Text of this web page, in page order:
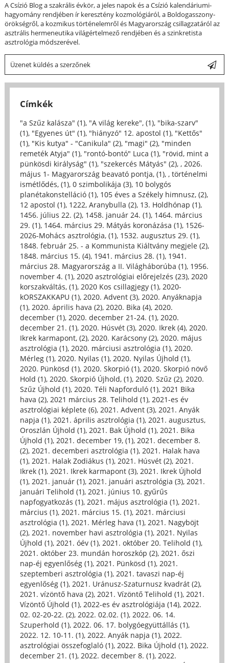
A Csízió Blog a szakrális évkör, a jeles napok és a Csízió kalendáriumi-
hagyomány rendjében ír keresztény kozmológiáról, a Boldogasszony-
örökségről, a kozmikus történelemről és Magyarország csillagzatáról az
asztrális hermeneutika világértelmező rendjében és a szinkretista
asztrológia módszerével.
Üzenet küldés a szerzőnek
Címkék
"a Szűz kalásza" (1), "A világ kereke", (1), "bika-szarv"
(1), "Egyenes út" (1), "hiányzó" 12. apostol (1), "Kettős"
(1), "Kis kutya" - "Canikula" (2), "magi" (2), "minden
remeték Atyja" (1), "rontó-bontó" Luca (1), "rövid, mint a
pünkösdi királyság" (1), "szekercés Mátyás" (2), , 2026.
május 1- Magyarország beavató pontja, (1), , történelmi
ismétlődés, (1), 0 szimbolikája (3), 10 bolygós
planétakonstelláció (1), 105 éves a Székely himnusz, (2),
12 apostol (1), 1222, Aranybulla (2), 13. Holdhónap (1),
1456. július 22. (2), 1458. január 24. (1), 1464. március
29. (1), 1464. március 29. Mátyás koronázása (1), 1526-
2026-Mohács asztrológia, (1), 1532. augusztus 29. (1),
1848. február 25. - a Kommunista Kiáltvány megjele (2),
1848. március 15. (4), 1941. március 28. (1), 1941.
március 28. Magyarország a II. Világháborúba (1), 1956.
november 4. (1), 2020 asztrológiai előrejelzés (23), 2020
korszakváltás, (1), 2020 Kos csillagjegy (1), 2020-
kORSZAKKAPU (1), 2020. Advent (3), 2020. Anyáknapja
(1), 2020. április hava (2), 2020. Bika (4), 2020.
december (1), 2020. december 21-24. (1), 2020.
december 21. (1), 2020. Húsvét (3), 2020. Ikrek (4), 2020.
Ikrek karmapont, (2), 2020. Karácsony (2), 2020. május
asztrológia (1), 2020. márciusi asztrológia (1), 2020.
Mérleg (1), 2020. Nyilas (1), 2020. Nyilas Újhold (1),
2020. Pünkösd (1), 2020. Skorpió (1), 2020. Skorpió növő
Hold (1), 2020. Skorpió Újhold, (1), 2020. Szűz (2), 2020.
Szűz Újhold (1), 2020. Téli Napforduló (1), 2021 Bika
hava (2), 2021 március 28. Telihold (1), 2021-es év
asztrológiai képlete (6), 2021. Advent (3), 2021. Anyák
napja (1), 2021. április asztrológia (1), 2021. augusztus,
Oroszlán Újhold (1), 2021. Bak Újhold (1), 2021. Bika
Újhold (1), 2021. december 19, (1), 2021. december 8.
(2), 2021. decemberi asztrológia (1), 2021. Halak hava
(1), 2021. Halak Zodiákus (1), 2021. Húsvét (2), 2021.
Ikrek (1), 2021. Ikrek karmapont (3), 2021. Ikrek Újhold
(1), 2021. január (1), 2021. januári asztrológia (3), 2021.
januári Telihold (1), 2021. június 10. gyűrűs
napfogyatkozás (1), 2021. május asztrológia (1), 2021.
március (1), 2021. március 15. (1), 2021. márciusi
asztrológia (1), 2021. Mérleg hava (1), 2021. Nagyböjt
(2), 2021. november havi asztrológia (1), 2021. Nyilas
Újhold (1), 2021. óév (1), 2021. október 20. Telihold (1),
2021. október 23. mundán horoszkóp (2), 2021. őszi
nap-éj egyenlőség (1), 2021. Pünkösd (1), 2021.
szeptemberi asztrológia (1), 2021. tavaszi nap-éj
egyenlőség (1), 2021. Uránusz-Szaturnusz kvadrát (2),
2021. vízöntő hava (2), 2021. Vízöntő Telihold (1), 2021.
Vízöntő Újhold (1), 2022-es év asztrológiája (14), 2022.
02. 02-20-22. (2), 2022. 02.02. (1), 2022. 06. 14.
Szuperhold (1), 2022. 06. 17. bolygóegyüttállás (1),
2022. 12. 10-11. (1), 2022. Anyák napja (1), 2022.
asztrológiai összefoglaló (1), 2022. Bika Újhold (1), 2022.
december 21. (1), 2022. december 8. (1), 2022.